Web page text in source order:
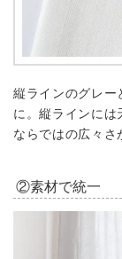
縦ラインのグレー
に。縦ラインには
ならではの広々さ
②素材で統一